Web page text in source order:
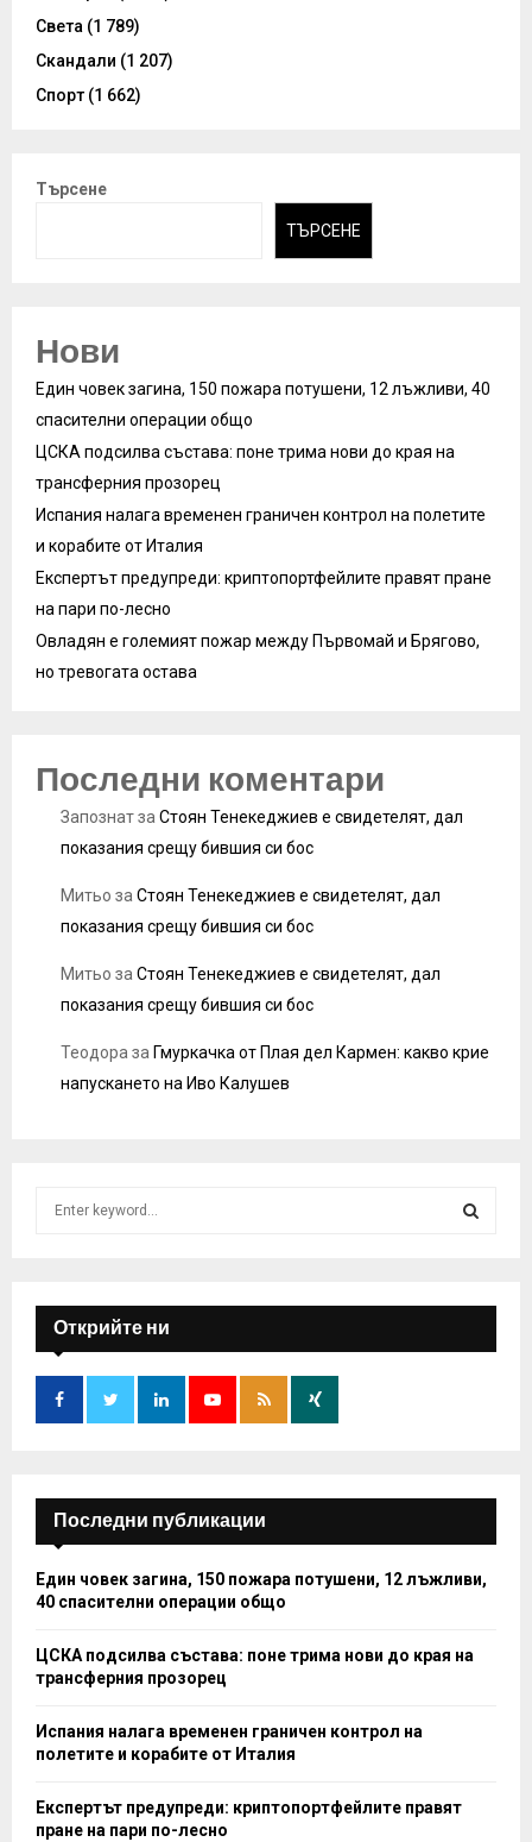
Света (1 789)
Скандали (1 207)
Спорт (1 662)
Търсене
ТЪРСЕНЕ
Нови
Един човек загина, 150 пожара потушени, 12 лъжливи, 40
спасителни операции общо
ЦСКА подсилва състава: поне трима нови до края на
трансферния прозорец
Испания налага временен граничен контрол на полетите
и корабите от Италия
Експертът предупреди: криптопортфейлите правят пране
на пари по-лесно
Овладян е големият пожар между Първомай и Брягово,
но тревогата остава
Последни коментари
ЗапознатзаСтоян Тенекеджиев е свидетелят, дал
показания срещу бившия си бос
Митьо заСтоян Тенекеджиев е свидетелят, дал
показания срещу бившия си бос
Митьо заСтоян Тенекеджиев е свидетелят, дал
показания срещу бившия си бос
Теодораза Гмуркачка от Плая дел Кармен: какво крие
напускането на Иво Калушев
f
o
:
E
A
H
Открийте ни
Последни публикации
Един човек загина, 150 пожара потушени, 12 лъжливи,
40 спасителни операции общо
ЦСКА подсилва състава: поне трима нови до края на
трансферния прозорец
Испания налага временен граничен контрол на
полетите и корабите от Италия
Експертът предупреди: криптопортфейлите правят
пране на пари по-лесно